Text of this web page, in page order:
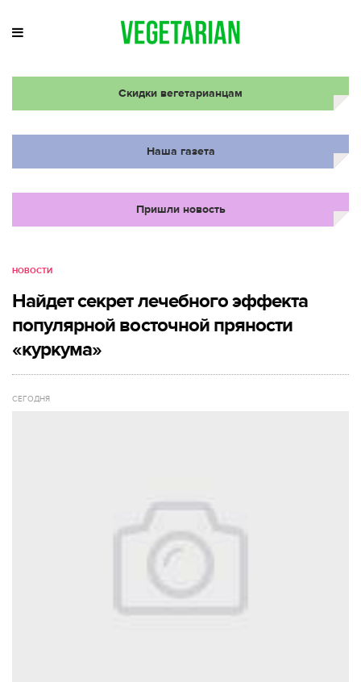
Скидки вегетарианцам
Наша газета
Пришли новость
НОВОСТИ
Найдет секрет лечебного эффекта
популярной восточной пряности
«куркума»
СЕГОДНЯ